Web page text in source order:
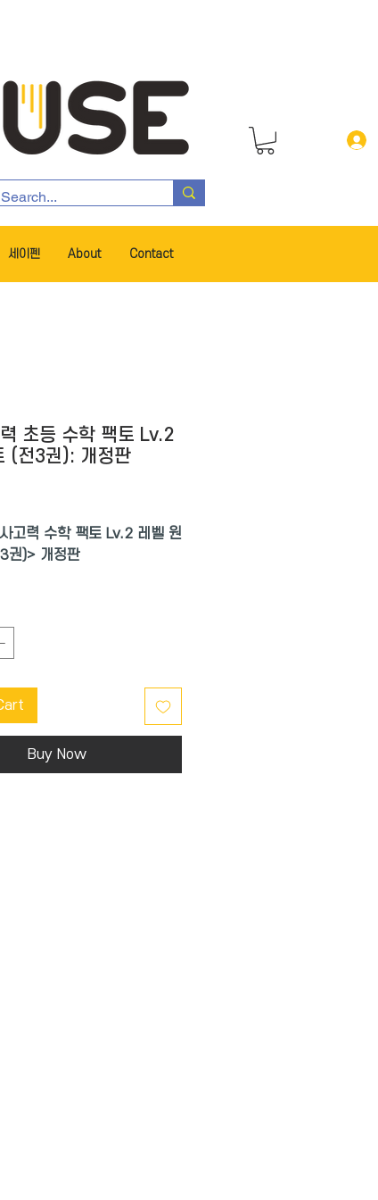
세이펜 About Contact
초등 수학 팩토 Lv.2
(전3권): 개정판
고력 수학 팩토 Lv.2 레벨 원
권)> 개정판
하는 아이라면 반드시 풀어
력 문제집,
가야 할 사고력 수학이라고
력하게 추천하는<창의 사고
>를 소개합니다.
등까지 창의사고력의 대표 유
Buy Now